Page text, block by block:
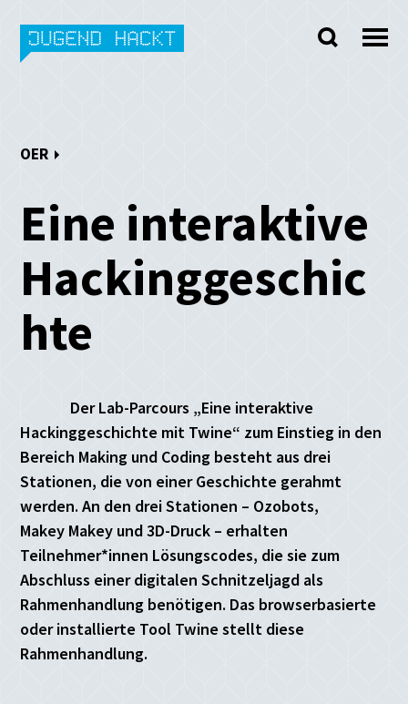
Skip
to
OER
Eine interaktive
Hackinggeschic
hte
Der Lab-Parcours „Eine interaktive
Hackinggeschichte mit Twine“ zum Einstieg in den
Bereich Making und Coding besteht aus drei
Stationen, die von einer Geschichte gerahmt
werden. An den drei Stationen – Ozobots,
Makey Makey und 3D-Druck – erhalten
Teilnehmer*innen Lösungscodes, die sie zum
Abschluss einer digitalen Schnitzeljagd als
Rahmenhandlung benötigen. Das browserbasierte
oder installierte Tool Twine stellt diese
Rahmenhandlung.